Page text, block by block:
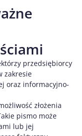
przedsiębiorcy
zakresie
oraz informacyjno-
złożenia
pismo może
lub jej